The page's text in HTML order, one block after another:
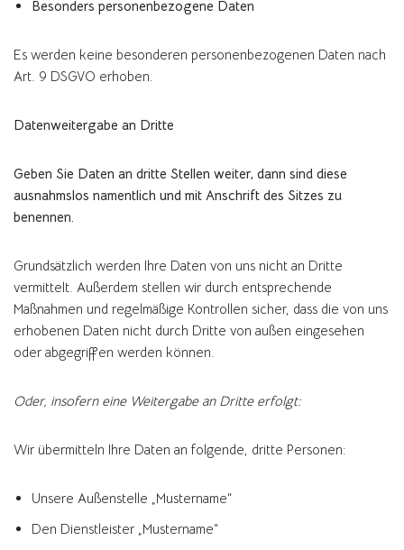
Besonders personenbezogene Daten
Es werden keine besonderen personenbezogenen Daten nach
Art. 9 DSGVO erhoben.
Datenweitergabe an Dritte
Geben Sie Daten an dritte Stellen weiter, dann sind diese
ausnahmslos namentlich und mit Anschrift des Sitzes zu
benennen.
Grundsätzlich werden Ihre Daten von uns nicht an Dritte
vermittelt. Außerdem stellen wir durch entsprechende
Maßnahmen und regelmäßige Kontrollen sicher, dass die von uns
erhobenen Daten nicht durch Dritte von außen eingesehen
oder abgegriffen werden können.
Oder, insofern eine Weitergabe an Dritte erfolgt:
Wir übermitteln Ihre Daten an folgende, dritte Personen:
Unsere Außenstelle „Mustername“
Den Dienstleister „Mustername“